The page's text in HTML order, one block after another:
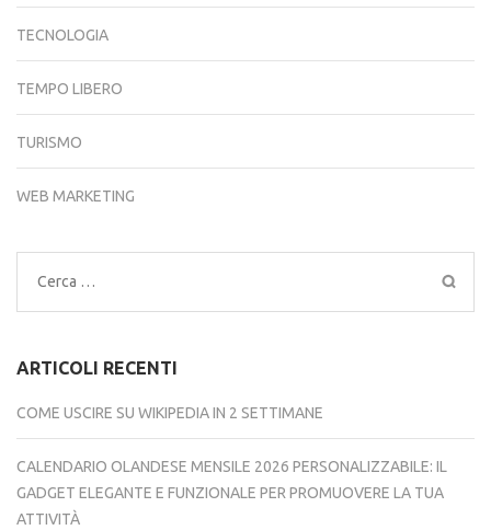
TECNOLOGIA
TEMPO LIBERO
TURISMO
WEB MARKETING
Ricerca
per:
ARTICOLI RECENTI
COME USCIRE SU WIKIPEDIA IN 2 SETTIMANE
CALENDARIO OLANDESE MENSILE 2026 PERSONALIZZABILE: IL
GADGET ELEGANTE E FUNZIONALE PER PROMUOVERE LA TUA
ATTIVITÀ